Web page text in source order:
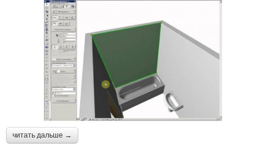
читать дальше →